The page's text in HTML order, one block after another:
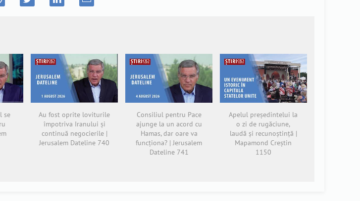
se
Au fost oprite loviturile
împotriva Iranului și
continuă negocierile |
Jerusalem Dateline 740
Consiliul pentru Pace
ajunge la un acord cu
Hamas, dar oare va
funcționa? | Jerusalem
Dateline 741
Apelul președintelui la
o zi de rugăciune,
laudă și recunoștință |
Mapamond Creștin
1150